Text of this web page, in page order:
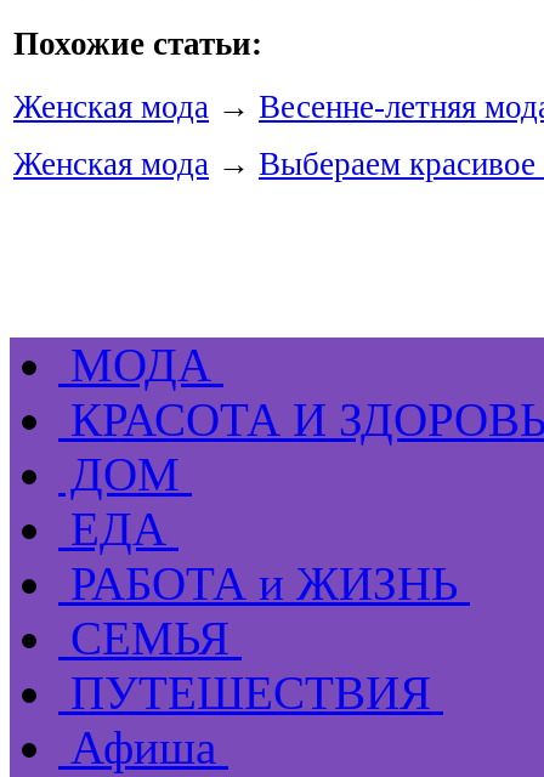
Похожие статьи:
Женская мода → Весенне-летняя
Женская мода → Выбераем красивое
МОДА
КРАСОТА И
ДОМ
ЕДА
РАБОТА и ЖИЗНЬ
СЕМЬЯ
ПУТЕШЕСТВИЯ
Афиша